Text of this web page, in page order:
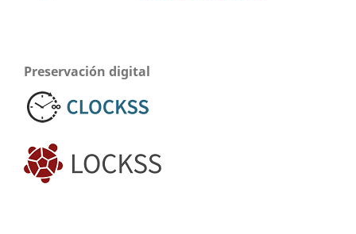
Preservación digital